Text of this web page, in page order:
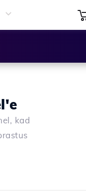
kad